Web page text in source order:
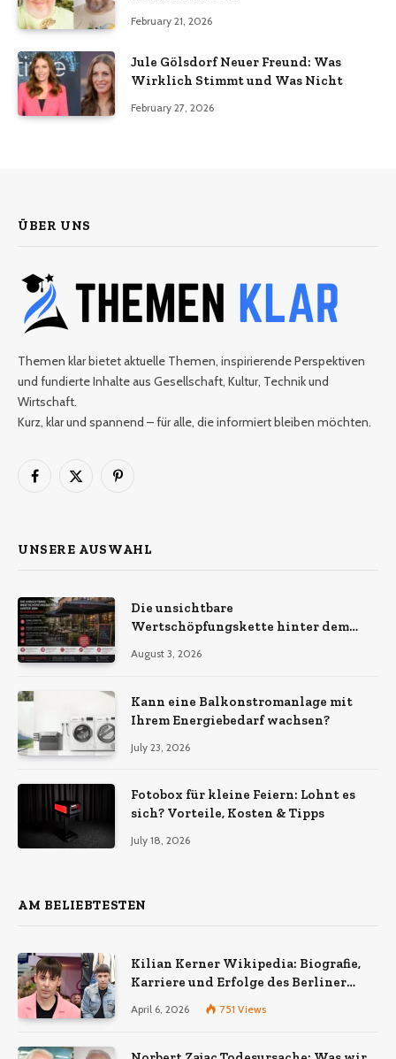
February 21, 2026
Jule Gölsdorf Neuer Freund: Was
Wirklich Stimmt und Was Nicht
February 27, 2026
ÜBER UNS
Themen klar bietet aktuelle Themen, inspirierende Perspektiven
und fundierte Inhalte aus Gesellschaft, Kultur, Technik und
Wirtschaft.
Kurz, klar und spannend – für alle, die informiert bleiben möchten.
Facebook
X
Pinterest
UNSERE AUSWAHL
Die unsichtbare
Wertschöpfungskette hinter dem
Ökonomie, EU-Fertigung und
wirklich bedeuten
August 3, 2026
Kann eine Balkonstromanlage mit
Ihrem Energiebedarf wachsen?
July 23, 2026
Fotobox für kleine Feiern: Lohnt es
sich? Vorteile, Kosten & Tipps
July 18, 2026
AM BELIEBTESTEN
Kilian Kerner Wikipedia: Biografie,
Karriere und Erfolge des Berliner
Modedesigners
April 6, 2026 751 Views